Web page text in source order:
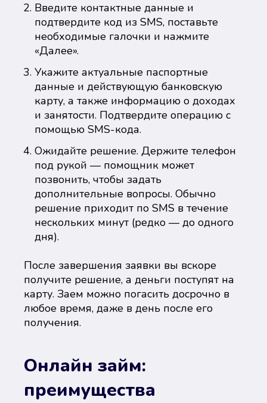
Введите контактные данные и
подтвердите код из SMS, поставьте
необходимые галочки и нажмите
«Далее».
Укажите актуальные паспортные
данные и действующую банковскую
карту, а также информацию о доходах
и занятости. Подтвердите операцию с
помощью SMS-кода.
Ожидайте решение. Держите телефон
под рукой — помощник может
позвонить, чтобы задать
дополнительные вопросы. Обычно
решение приходит по SMS в течение
нескольких минут (редко — до одного
дня).
После завершения заявки вы вскоре
получите решение, а деньги поступят на
карту. Заем можно погасить досрочно в
любое время, даже в день после его
получения.
Онлайн займ:
преимущества